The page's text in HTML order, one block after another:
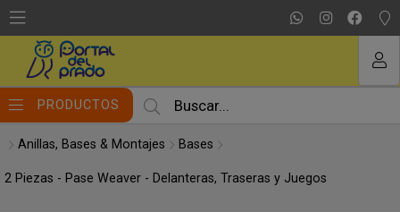
PRODUCTOS
Anillas, Bases & Montajes Bases
2 Piezas - Pase Weaver - Delanteras, Traseras y Juegos